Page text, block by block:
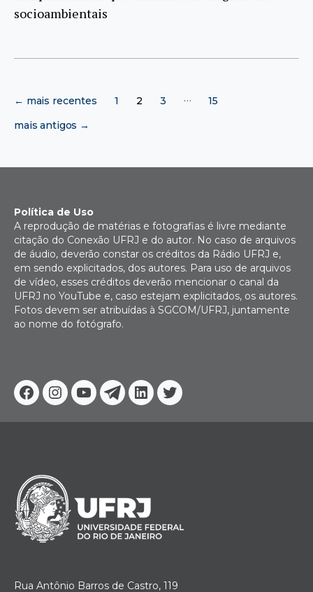
socioambientais
de
posts
← mais recentes 1 2 3 …
15
mais antigos →
Facebook
Instagram
YoutubeTelegram
Linkedin
Twitter
Política de Uso
A reprodução de matérias e fotografias é livre mediante
citação do Conexão UFRJ e do autor. No caso de arquivos
de áudio, deverão constar os créditos da Rádio UFRJ e,
em sendo explicitados, dos autores. Para uso de arquivos
de vídeo, esses créditos deverão mencionar o canal da
UFRJ no YouTube e, caso estejam explicitados, os autores.
Fotos devem ser atribuídas à SGCOM/UFRJ, juntamente
ao nome do fotógrafo.
Rua Antônio Barros de Castro, 119